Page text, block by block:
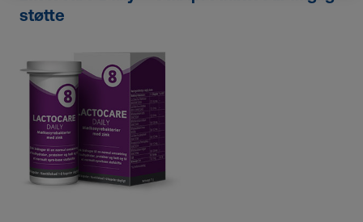
støtte